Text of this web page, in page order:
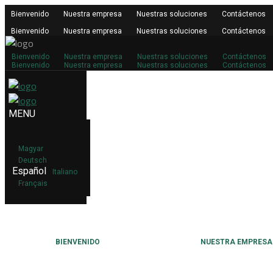
Bienvenido
Bienvenido
Nuestra empresa
Nuestra empresa
Nuestras soluciones
Nuestras soluciones
Contáctenos
Contáctenos
Bienvenido
Bienvenido
Nuestra empresa
Nuestra empresa
Nuestras soluciones
Nuestras soluciones
Contáctenos
Contáctenos
Magyar
Deutsch
Español
Italiano
Français
BIENVENIDO NUESTRA EMPRESA